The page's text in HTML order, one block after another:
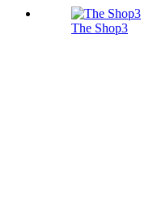
The Shop3